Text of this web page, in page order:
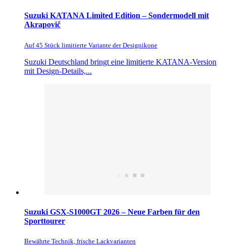
Suzuki KATANA Limited Edition – Sondermodell mit
Akrapovič
Auf 45 Stück limitierte Variante der Designikone
Suzuki Deutschland bringt eine limitierte KATANA-Version
mit Design-Details,...
Suzuki GSX-S1000GT 2026 – Neue Farben für den
Sporttourer
Bewährte Technik, frische Lackvarianten